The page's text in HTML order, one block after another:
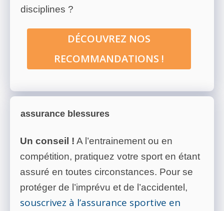
disciplines ?
DÉCOUVREZ NOS
RECOMMANDATIONS !
assurance blessures
Un conseil ! A l’entrainement ou en
compétition, pratiquez votre sport en étant
assuré en toutes circonstances. Pour se
protéger de l’imprévu et de l’accidentel,
souscrivez à l’assurance sportive en